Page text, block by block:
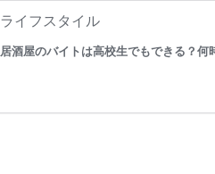
ライフスタイル
居酒屋のバイトは高校生でもできる？